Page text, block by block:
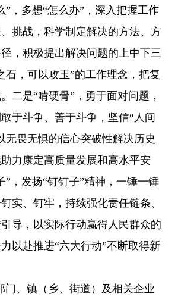
”，多想“怎么办”，深入把握工作
挑战，科学制定解决的方法、方
，积极提出解决问题的上中下三
石，可以攻玉”的工作理念，把复
二是“啃硬骨”，勇于面对问题，
于斗争、善于斗争，坚信“人间
无畏无惧的信心突破性解决历史
力康定高质量发展和高水平安
”，发扬“钉钉子”精神，一锤一锤
实、钉牢，持续强化责任链条、
导，以实际行动赢得人民群众的
以赴推进“六大行动”不断取得新
门、镇（乡、街道）及相关企业